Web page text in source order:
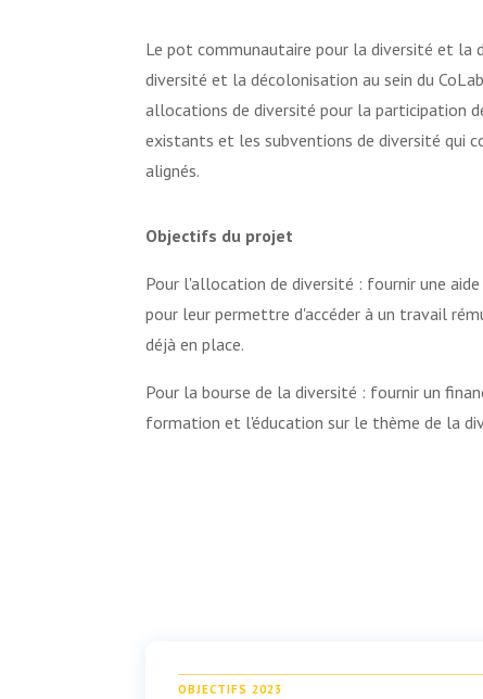
Le pot communautaire pour la diversité et
diversité et la décolonisation au sein du
allocations de diversité pour la participation
existants et les subventions de diversité qui
alignés.
Objectifs du projet
Pour l'allocation de diversité : fournir une
pour leur permettre d'accéder à un travail
déjà en place.
Pour la bourse de la diversité : fournir un
formation et l'éducation sur le thème de la
OBJECTIFS 2023